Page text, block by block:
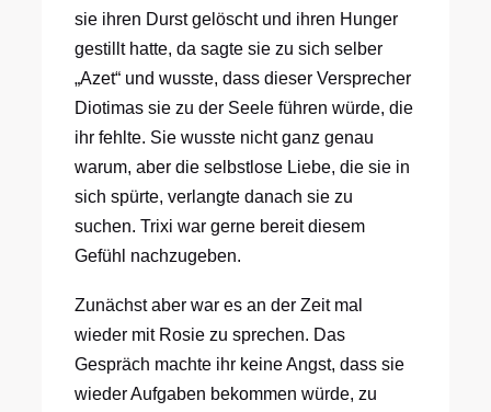
sie ihren Durst gelöscht und ihren Hunger
gestillt hatte, da sagte sie zu sich selber
„Azet“ und wusste, dass dieser Versprecher
Diotimas sie zu der Seele führen würde, die
ihr fehlte. Sie wusste nicht ganz genau
warum, aber die selbstlose Liebe, die sie in
sich spürte, verlangte danach sie zu
suchen. Trixi war gerne bereit diesem
Gefühl nachzugeben.
Zunächst aber war es an der Zeit mal
wieder mit Rosie zu sprechen. Das
Gespräch machte ihr keine Angst, dass sie
wieder Aufgaben bekommen würde, zu